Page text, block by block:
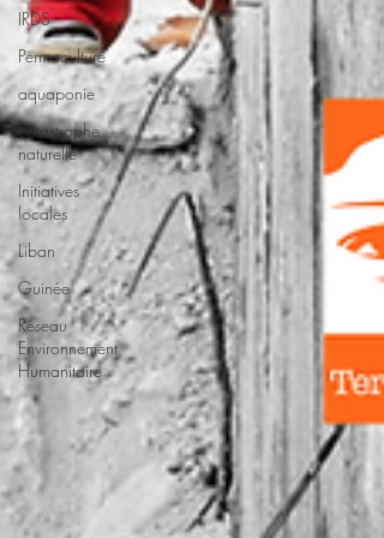
IRDS
Permaculture
aquaponie
catastrophe
naturelle
Initiatives
locales
Liban
Guinée
Réseau
Environnement
Humanitaire